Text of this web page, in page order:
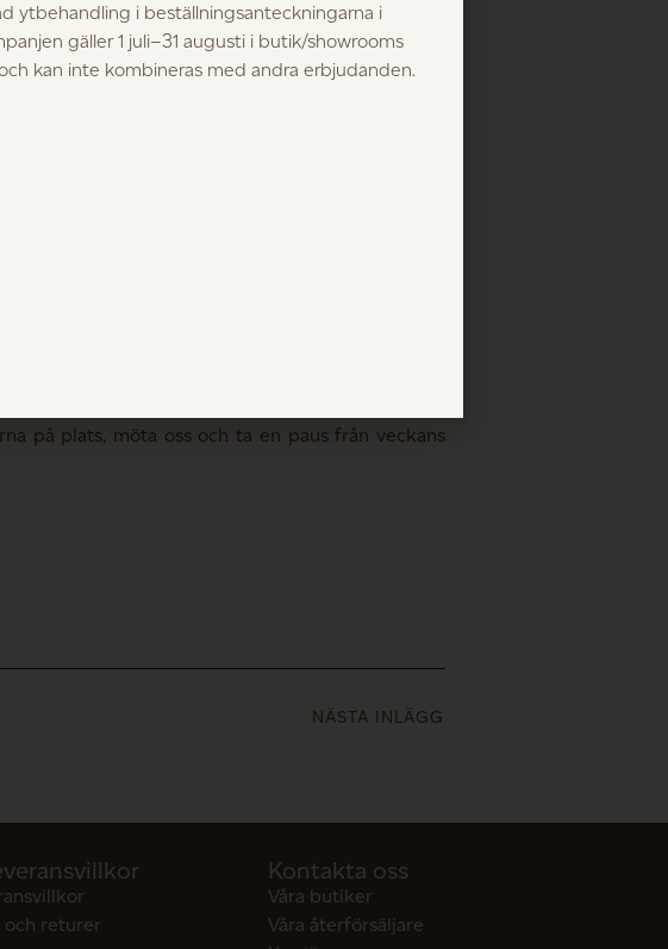
på plats, möta oss och ta en paus från veckans
NÄSTA INLÄGG
returer
Kontakta oss
Våra butiker
Våra återförsäljare
ytbehandling i beställningsanteckningarna i
gäller 1 juli–31 augusti i butik/showrooms
kan inte kombineras med andra erbjudanden.